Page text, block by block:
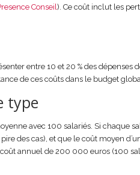
Conseil). Ce coût inclut les
entre 10 et 20 % des
de ces coûts dans le budget
type
avec 100 salariés. Si chaque
des cas), et que le coût moyen
annuel de 200 000 euros (100